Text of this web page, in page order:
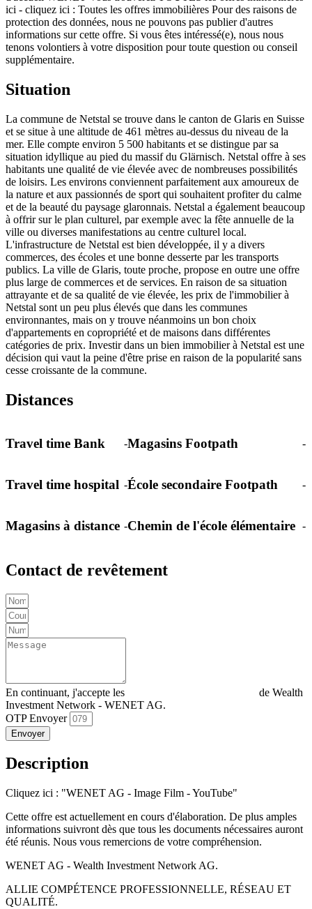
ici - cliquez ici : Toutes les offres immobilières Pour des raisons de
protection des données, nous ne pouvons pas publier d'autres
informations sur cette offre. Si vous êtes intéressé(e), nous nous
tenons volontiers à votre disposition pour toute question ou conseil
supplémentaire.
Situation
La commune de Netstal se trouve dans le canton de Glaris en Suisse
et se situe à une altitude de 461 mètres au-dessus du niveau de la
mer. Elle compte environ 5 500 habitants et se distingue par sa
situation idyllique au pied du massif du Glärnisch. Netstal offre à ses
habitants une qualité de vie élevée avec de nombreuses possibilités
de loisirs. Les environs conviennent parfaitement aux amoureux de
la nature et aux passionnés de sport qui souhaitent profiter du calme
et de la beauté du paysage glaronnais. Netstal a également beaucoup
à offrir sur le plan culturel, par exemple avec la fête annuelle de la
ville ou diverses manifestations au centre culturel local.
L'infrastructure de Netstal est bien développée, il y a divers
commerces, des écoles et une bonne desserte par les transports
publics. La ville de Glaris, toute proche, propose en outre une offre
plus large de commerces et de services. En raison de sa situation
attrayante et de sa qualité de vie élevée, les prix de l'immobilier à
Netstal sont un peu plus élevés que dans les communes
environnantes, mais on y trouve néanmoins un bon choix
d'appartements en copropriété et de maisons dans différentes
catégories de prix. Investir dans un bien immobilier à Netstal est une
décision qui vaut la peine d'être prise en raison de la popularité sans
cesse croissante de la commune.
Distances
Travel time Bank -Magasins Footpath -
Travel time hospital -École secondaire Footpath -
Magasins à distance -Chemin de l'école élémentaire -
Contact de revêtement
En continuant, j'accepte les
de Wealth
Investment Network - WENET AG.
OTP Envoyer
Envoyer
Description
Cliquez ici : "WENET AG - Image Film - YouTube"
Cette offre est actuellement en cours d'élaboration. De plus amples
informations suivront dès que tous les documents nécessaires auront
été réunis. Nous vous remercions de votre compréhension.
WENET AG - Wealth Investment Network AG.
ALLIE COMPÉTENCE PROFESSIONNELLE, RÉSEAU ET
QUALITÉ.